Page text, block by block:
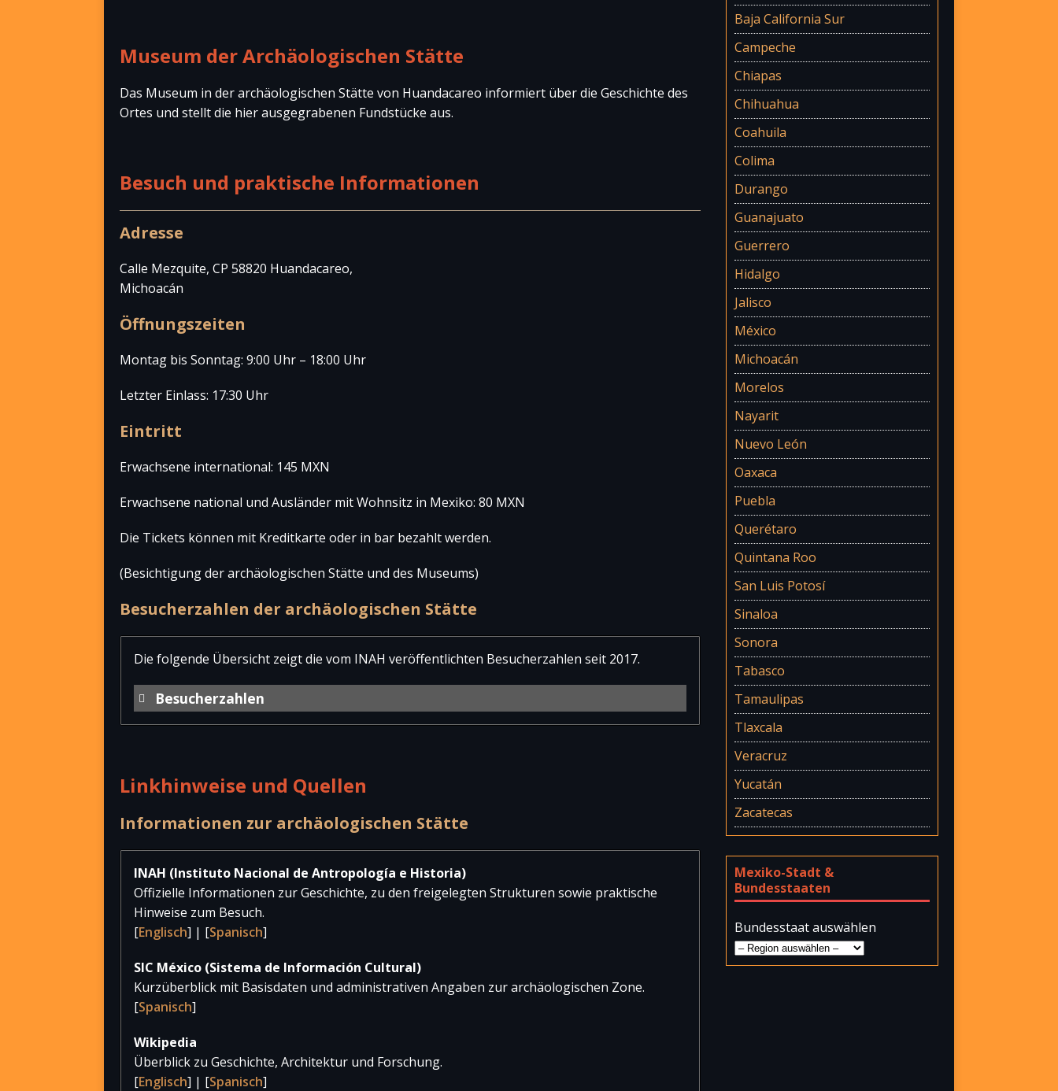
Museum der Archäologischen Stätte
Das Museum in der archäologischen Stätte von Huandacareo informiert über die Geschichte des
Ortes und stellt die hier ausgegrabenen Fundstücke aus.
Besuch und praktische Informationen
Adresse
Calle Mezquite, CP 58820 Huandacareo,
Michoacán
Öffnungszeiten
Montag bis Sonntag: 9:00 Uhr – 18:00 Uhr
Letzter Einlass: 17:30 Uhr
Eintritt
Erwachsene international: 145 MXN
Erwachsene national und Ausländer mit Wohnsitz in Mexiko: 80 MXN
Die Tickets können mit Kreditkarte oder in bar bezahlt werden.
(Besichtigung der archäologischen Stätte und des Museums)
Besucherzahlen der archäologischen Stätte
Die folgende Übersicht zeigt die vom INAH veröffentlichten Besucherzahlen seit 2017.
Besucherzahlen
Jahr Besucher national Besucher international
Gesamt
2024
2.121
2023
1.820
2021
423 7
430
2020
2019
2.889
2018
2.880 31
2.911
Linkhinweise und Quellen
Informationen zur archäologischen Stätte
INAH (Instituto Nacional de Antropología e Historia)
Offizielle Informationen zur Geschichte, zu den freigelegten Strukturen sowie praktische
Hinweise zum Besuch.
[Englisch] | [Spanisch]
SIC México (Sistema de Información Cultural)
Kurzüberblick mit Basisdaten und administrativen Angaben zur archäologischen Zone.
[Spanisch]
Wikipedia
Überblick zu Geschichte, Architektur und Forschung.
[Englisch] | [Spanisch]
Baja California Sur
Campeche
Chiapas
Chihuahua
Coahuila
Colima
Durango
Guanajuato
Guerrero
Hidalgo
Jalisco
México
Michoacán
Morelos
Nayarit
Nuevo León
Oaxaca
Puebla
Querétaro
Quintana Roo
San Luis Potosí
Sinaloa
Sonora
Tabasco
Tamaulipas
Tlaxcala
Veracruz
Yucatán
Zacatecas
Mexiko-Stadt &
Bundesstaaten
Bundesstaat auswählen